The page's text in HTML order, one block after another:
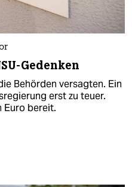
Gedenken
Behörden versagten. Ein
erst zu teuer.
Euro bereit.